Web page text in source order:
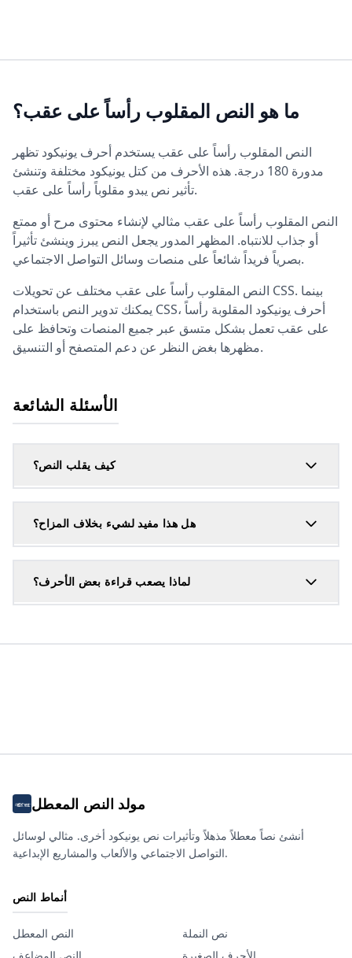
ما هو النص المقلوب رأساً على عقب؟
النص المقلوب رأساً على عقب يستخدم أحرف يونيكود تظهر
مدورة 180 درجة. هذه الأحرف من كتل يونيكود مختلفة وتنشئ
تأثير نص يبدو مقلوباً رأساً على عقب.
النص المقلوب رأساً على عقب مثالي لإنشاء محتوى مرح أو ممتع
أو جذاب للانتباه. المظهر المدور يجعل النص يبرز وينشئ تأثيراً
بصرياً فريداً شائعاً على منصات وسائل التواصل الاجتماعي.
النص المقلوب رأساً على عقب مختلف عن تحويلات CSS. بينما
يمكنك تدوير النص باستخدام CSS، أحرف يونيكود المقلوبة رأساً
على عقب تعمل بشكل متسق عبر جميع المنصات وتحافظ على
مظهرها بغض النظر عن دعم المتصفح أو التنسيق.
الأسئلة الشائعة
كيف يقلب النص؟
هل هذا مفيد لشيء بخلاف المزاح؟
لماذا يصعب قراءة بعض الأحرف؟
مولد النص المعطل
أنشئ نصاً معطلاً مذهلاً وتأثيرات نص يونيكود أخرى. مثالي لوسائل
التواصل الاجتماعي والألعاب والمشاريع الإبداعية.
أنماط النص
النص المعطل
نص النملة